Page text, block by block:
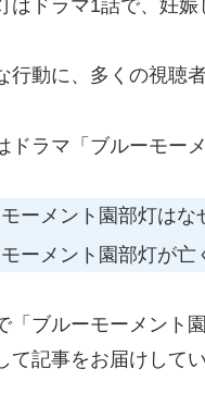
はドラマ1話で、妊
行動に、多くの視聴
ドラマ「ブルーモー
ーメント園部灯はな
ーメント園部灯が亡
「ブルーモーメント
て記事をお届けしてい